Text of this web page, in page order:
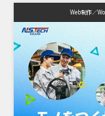
Web制作